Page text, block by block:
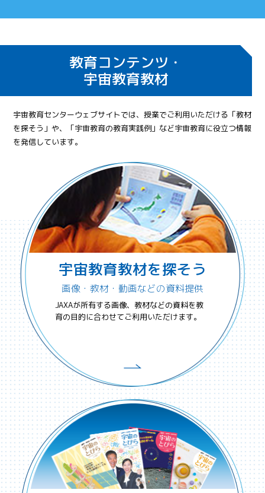
教育コンテンツ・
宇宙教育教材
宇宙教育センターウェブサイトでは、授業でご利用いただける「教材
を探そう」や、
「宇宙教育の教育実践例」など宇宙教育に役立つ情報
を発信しています。
宇宙教育教材を探そう
画像・教材・動画などの資料提供
JAXAが所有する画像、教材などの資料を教
育の目的に合わせてご利用いただけます。